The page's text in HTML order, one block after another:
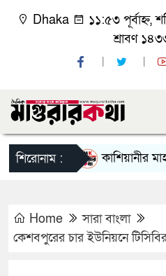
Dhaka
১১:৫৩ পূর্বাহ্ন,
শ্রাবণ
শিরোনাম : কাশিয়ানীর
Home
সারা বাংলা
কেশবপুরের চার ইউনিয়নে